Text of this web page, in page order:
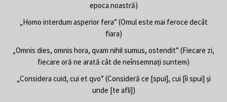
epoca noastră)
„Homo interdum asperior fera” (Omul este mai feroce decât
fiara)
„Omnis dies, omnis hora, qvam nihil sumus, ostendit” (Fiecare zi,
fiecare oră ne arată cât de neînsemnați suntem)
„Considera cuid, cui et qvo” (Consideră ce [spui], cui [îi spui] și
unde [te afli])